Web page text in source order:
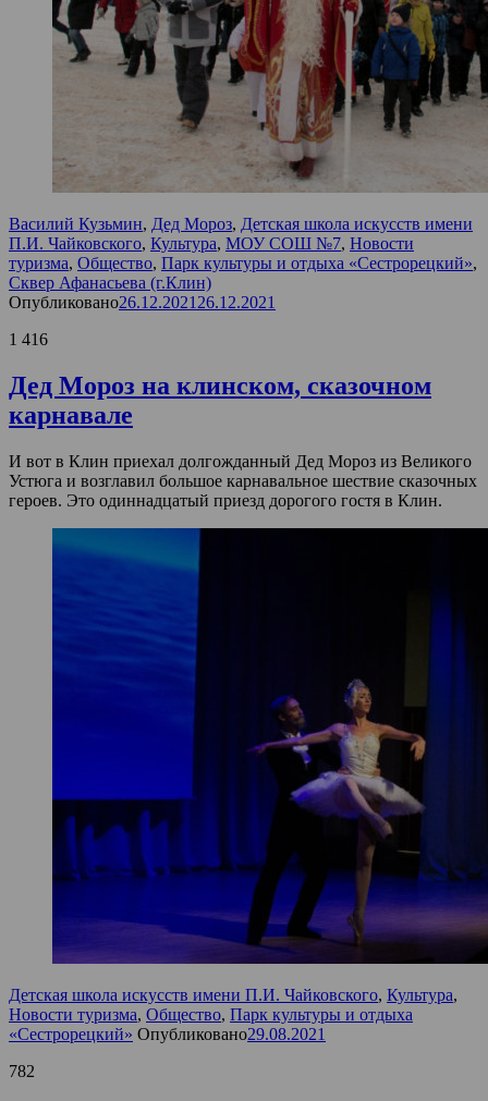
Василий Кузьмин, Дед Мороз, Детская школа искусств имени
П.И. Чайковского, Культура, МОУ СОШ №7, Новости
туризма, Общество, Парк культуры и отдыха «Сестрорецкий»,
Сквер Афанасьева (г.Клин)
Опубликовано26.12.2021 26.12.2021
1 416
Дед Мороз на клинском, сказочном
карнавале
И вот в Клин приехал долгожданный Дед Мороз из Великого
Устюга и возглавил большое карнавальное шествие сказочных
героев. Это одиннадцатый приезд дорогого гостя в Клин.
Детская школа искусств имени П.И. Чайковского, Культура,
Новости туризма, Общество, Парк культуры и отдыха
«Сестрорецкий» Опубликовано29.08.2021
782